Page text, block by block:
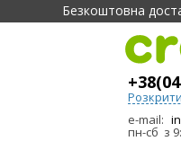
Безкоштовна
e-mail:
пн-сб з